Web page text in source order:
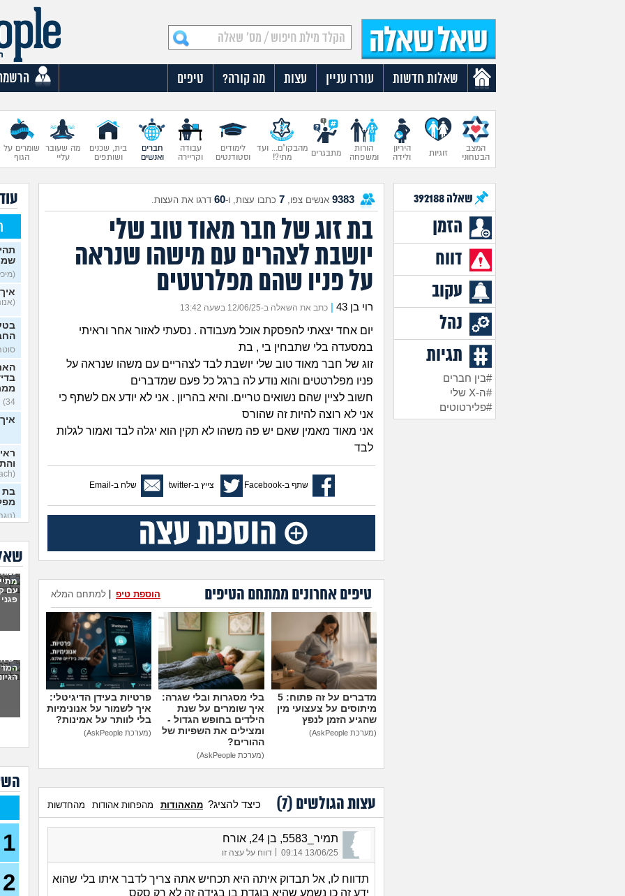
שאלות חדשות עוררו עניין עצות מה קורה? טיפים
המצב
הבטחוני
זוגיות
היריון
ולידה
הורות
ומשפחה
מתבגרים
מהבקו"ם... ועד
מתי?!
לימודים
וסטודנטים
עבודה
וקריירה
חברים
ואנשים
בית, שכנים
ושותפים
מה שעובר
עליי
שומרים על
הגוף
שאלה392188
הזמן
דווח
עקוב
נהל
תגיות
#בין חברים
#ה-X שלי
#פלירטוטים
9383 אנשים צפו, 7 כתבו עצות, ו-60 דרגו את העצות.
בת זוג של חבר מאוד טוב שלי
יושבת לצהרים עם מישהו שנראה
על פניו שהם מפלרטטים
רוי בן 43 כתב את השאלה ב-12/06/25 בשעה 13:42
יום אחד יצאתי להפסקת אוכל מעבודה . נסעתי לאזור אחר וראיתי
במסעדה בלי שתבחין בי , בת
זוג של חבר מאוד טוב שלי יושבת לבד לצהריים עם משהו שנראה על
פניו מפלרטטים והוא נודע לה ברגל כל פעם שמדברים
חשוב לציין שהם נשואים טריים. והיא בהריון . אני לא יודע אם לשתף כי
אני לא רוצה להיות זה שהורס
אני מאוד מאמין שאם יש פה משהו לא תקין הוא יגלה לבד ואמור לגלות
לבד
שתף ב-Facebook צייץ ב-twitter שלח ב-Email
טיפים אחרונים ממתחם הטיפים למתחם המלא הוספת טיפ
מדברים על זה פתוח: 5
מיתוסים על צעצועי מין
שהגיע הזמן לנפץ
(מערכת AskPeople)
בלי מסגרות ובלי שגרה:
איך שומרים על שנת
הילדים בחופש הגדול -
ומצילים את השפיות של
ההורים?
(מערכת AskPeople)
פרטיות בעידן הדיגיטלי:
איך לשמור על אנונימיות
בלי לוותר על אמינות?
(מערכת AskPeople)
עצות הגולשים (7
) כיצד להציג? מהאהודות מהפחות אהודות מהחדשות
תמיר_5583, בן 24, אורח
13/06/25 09:14 דווח על עצה זו
תדווח לו, אל תבדוק איתה היא תכחיש אתה צריך לדבר איתו בלי שהוא
ידע זה כן נשמע שהיא בוגדת בו בגידה זה לא רק סקס
סוטה,
34)
(Stoyosach, בן 16)
בת
או
למה
עם
יש
1
2